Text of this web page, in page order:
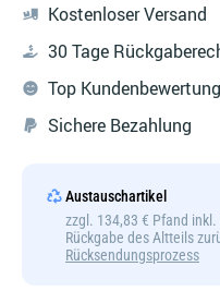
Kostenloser Versand
30 Tage
Top
Sichere Bezahlung
Austauschartikel
zzgl. 134,83 € Pfand
Rückgabe des Altteils
Rücksendungsprozess